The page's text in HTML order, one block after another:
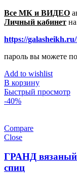
Все МК и ВИДЕО
Личный кабинет
https://
пароль вы можете
Add to wishlist
В корзину
Быстрый просмотр
-40%
Compare
Close
ГРАНД вязаный
спиц